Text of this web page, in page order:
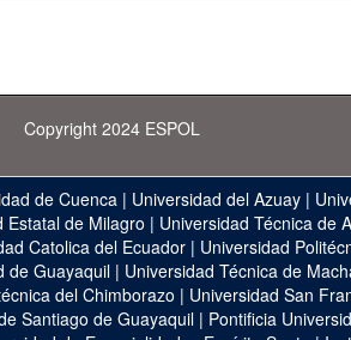
Copyright 2024 ESPOL
de Cuenca | Universidad del Azuay |
Estatal de Milagro | Universidad Técnica de
Catolica del Ecuador| Universidad
de Guayaquil | Universidad Técnica de
del Chimborazo | Universidad San
Santiago de Guayaquil | Pontificia